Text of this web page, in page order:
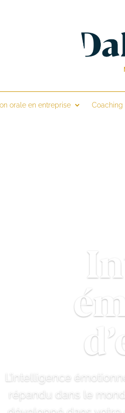
orale en entreprise Coaching
L’intelligence
répandu dans le